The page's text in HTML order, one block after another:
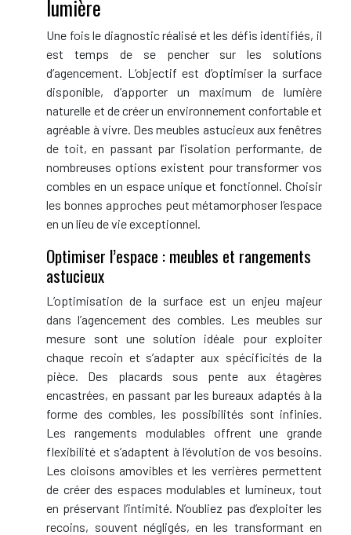
lumière
Une fois le diagnostic réalisé et les défis identifiés, il
est temps de se pencher sur les solutions
d’agencement. L’objectif est d’optimiser la surface
disponible, d’apporter un maximum de lumière
naturelle et de créer un environnement confortable et
agréable à vivre. Des meubles astucieux aux fenêtres
de toit, en passant par l’isolation performante, de
nombreuses options existent pour transformer vos
combles en un espace unique et fonctionnel. Choisir
les bonnes approches peut métamorphoser l’espace
en un lieu de vie exceptionnel.
Optimiser l’espace : meubles et rangements
astucieux
L’optimisation de la surface est un enjeu majeur
dans l’agencement des combles. Les meubles sur
mesure sont une solution idéale pour exploiter
chaque recoin et s’adapter aux spécificités de la
pièce. Des placards sous pente aux étagères
encastrées, en passant par les bureaux adaptés à la
forme des combles, les possibilités sont infinies.
Les rangements modulables offrent une grande
flexibilité et s’adaptent à l’évolution de vos besoins.
Les cloisons amovibles et les verrières permettent
de créer des espaces modulables et lumineux, tout
en préservant l’intimité. N’oubliez pas d’exploiter les
recoins, souvent négligés, en les transformant en